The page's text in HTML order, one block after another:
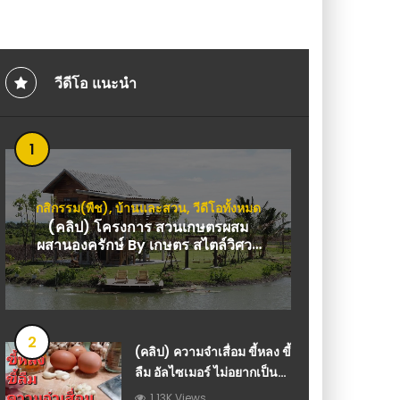
วีดีโอ แนะนำ
1
กสิกรรม(พืช),บ้านและสวน, วีดีโอทั้งหมด
(คลิป) โครงการ สวนเกษตรผสม
ผสานองครักษ์ By เกษตร สไตล์วิศวะ
1 ปี : วีดีโอ เกษตร
2
(คลิป) ความจำเสื่อม ขี้หลง ขี้
ลืม อัลไซเมอร์ ไม่อยากเป็นก็
รีบทำ